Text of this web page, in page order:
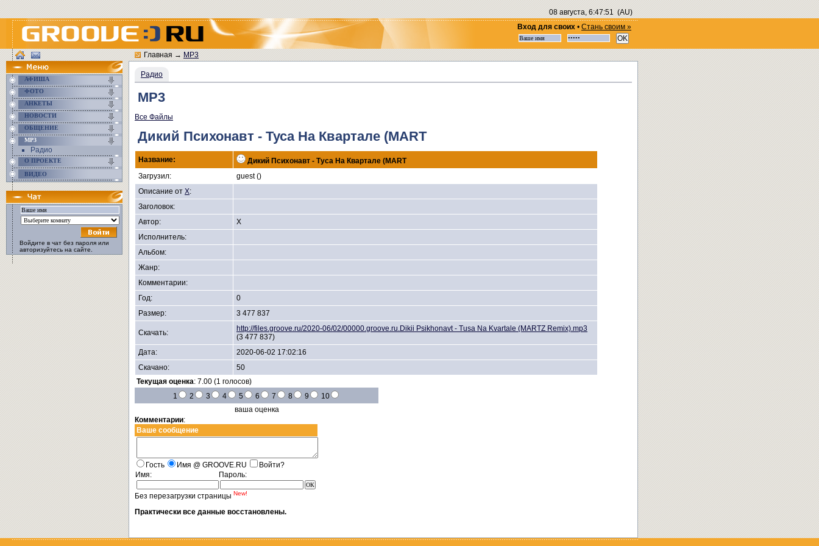
08 августа, 6:47:52(AU)
Вход для своих • Стань своим »
АФИША
ФОТО
АНКЕТЫ
НОВОСТИ
ОБЩЕНИЕ
MP3
Радио
О ПРОЕКТЕ
ВИДЕО
Войдите в чат без пароля или
авторизуйтесь на сайте.
Главная→MP3
Радио
MP3
Все Файлы
Дикий Психонавт - Туса На Квартале (MART
Название:
Дикий Психонавт - Туса На Квартале (MART
Загрузил:
guest ()
Описание от X:
Заголовок:
Автор:
X
Исполнитель:
Альбом:
Жанр:
Комментарии:
Год:
0
Размер:
3 477 837
Скачать:
http://files.groove.ru/2020-06/02/00000.groove.ru.Dikii Psikhonavt - Tusa Na Kvartale (MARTZ Remix).mp3
(3 477 837)
Дата:
2020-06-02 17:02:16
Скачано:
50
Текущая оценка: 7.00 (1 голосов)
1
2 3 4 5 6 7 8 9
10
ваша оценка
Комментарии:
Ваше сообщение
Гость Имя @ GROOVE.RU
Войти?
Имя:
Пароль:
Без перезагрузки страницы New!
Практически все данные восстановлены.